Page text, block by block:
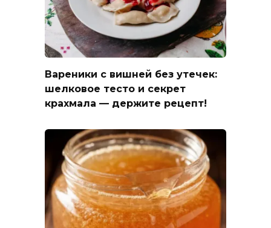
Вареники с вишней без утечек:
шелковое тесто и секрет
крахмала — держите рецепт!